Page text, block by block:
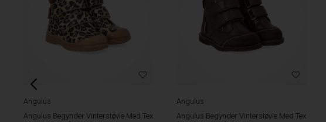
Angulus
Angulus Begynder Vinterstøvle Med Tex
Angulus
Angulus Begynder Vinterstøvle Med Tex